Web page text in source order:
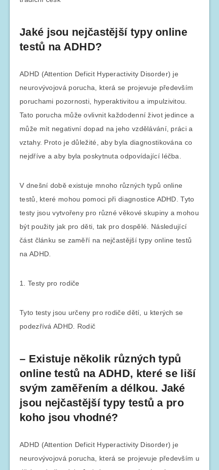
Jaké jsou nejčastější typy online
testů na ADHD?
ADHD (Attention Deficit Hyperactivity Disorder) je
neurovývojová porucha, která se projevuje především
poruchami pozornosti, hyperaktivitou a impulzivitou.
Tato porucha může ovlivnit každodenní život jedince a
může mít negativní dopad na jeho vzdělávání, práci a
vztahy. Proto je důležité, aby byla diagnostikována co
nejdříve a aby byla poskytnuta odpovídající léčba.
V dnešní době existuje mnoho různých typů online
testů, které mohou pomoci při diagnostice ADHD. Tyto
testy jsou vytvořeny pro různé věkové skupiny a mohou
být použity jak pro děti, tak pro dospělé. Následující
část článku se zaměří na nejčastější typy online testů
na ADHD.
1. Testy pro rodiče
Tyto testy jsou určeny pro rodiče dětí, u kterých se
podezřívá ADHD. Rodič
– Existuje několik různých typů
online testů na ADHD, které se liší
svým zaměřením a délkou. Jaké
jsou nejčastější typy testů a pro
koho jsou vhodné?
ADHD (Attention Deficit Hyperactivity Disorder) je
neurovývojová porucha, která se projevuje především u